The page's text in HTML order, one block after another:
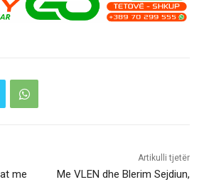
me
Artikulli tjetër
Me VLEN dhe Blerim Sejdiun,